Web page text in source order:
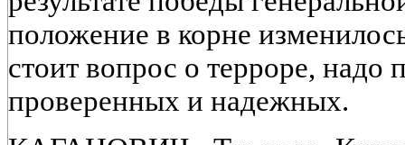
положение в корне
стоит вопрос о терроре, надо
проверенных и надежных.